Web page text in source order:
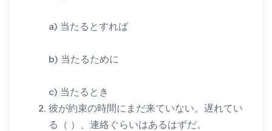
a) 当たるとすれば
b) 当たるために
c) 当たるとき
彼が約束の時間にまだ来ていない。遅れてい
る（ ）、連絡ぐらいはあるはずだ。